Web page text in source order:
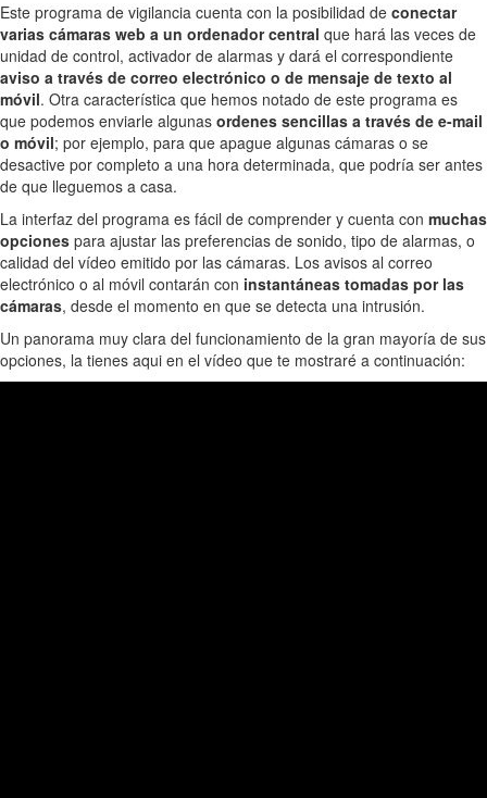
Este programa de vigilancia cuenta con la posibilidad de conectar
varias cámaras web a un ordenador central que hará las veces de
unidad de control, activador de alarmas y dará el correspondiente
aviso a través de correo electrónico o de mensaje de texto al
móvil. Otra característica que hemos notado de este programa es
que podemos enviarle algunas ordenes sencillas a través de e-mail
o móvil; por ejemplo, para que apague algunas cámaras o se
desactive por completo a una hora determinada, que podría ser antes
de que lleguemos a casa.
La interfaz del programa es fácil de comprender y cuenta con muchas
opciones para ajustar las preferencias de sonido, tipo de alarmas, o
calidad del vídeo emitido por las cámaras. Los avisos al correo
electrónico o al móvil contarán con instantáneas tomadas por las
cámaras, desde el momento en que se detecta una intrusión.
Un panorama muy clara del funcionamiento de la gran mayoría de sus
opciones, la tienes aqui en el vídeo que te mostraré a continuación: